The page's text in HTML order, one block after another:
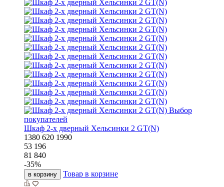
Выбор
покупателей
Шкаф 2-х дверный Хельсинки 2 GT(N)
1380 620 1990
53 196
81 840
-35%
в корзину Товар в корзине